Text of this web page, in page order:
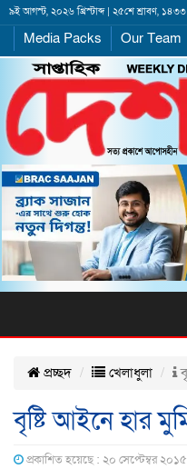
৯ই আগস্ট, ২০২৬ খ্রিস্টাব্দ | ২৫শে শ্রাবণ, ১৪৩৩
Media Packs Our Team
প্রচ্ছদ খেলাধুলা
বৃষ্টি আইনে হার
প্রকাশিত হয়েছে : ২০ সেপ্টেম্বর ২০১৫